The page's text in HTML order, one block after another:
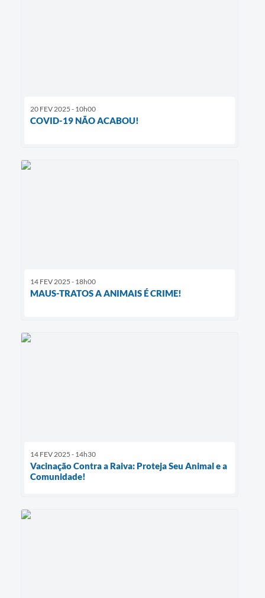
20 FEV 2025 - 10h00
COVID-19 NÃO ACABOU!
14 FEV 2025 - 18h00
MAUS-TRATOS A ANIMAIS É CRIME!
14 FEV 2025 - 14h30
Vacinação Contra a Raiva: Proteja Seu Animal e a
Comunidade!